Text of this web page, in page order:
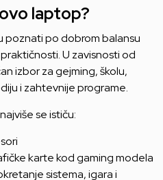
laptop?
poznati po dobrom balansu
U zavisnosti od
izbor za gejming, školu,
i zahtevnije programe.
se ističu:
karte kod gaming modela
sistema, igara i